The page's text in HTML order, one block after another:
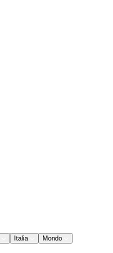
Italia
Mondo